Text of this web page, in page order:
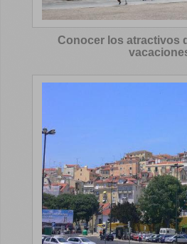
Conocer los atractivos